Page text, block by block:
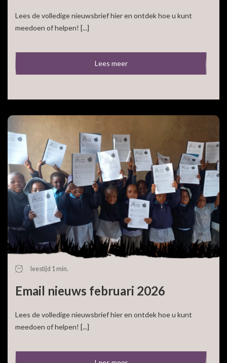
Lees de volledige nieuwsbrief hier en ontdek hoe u kunt
meedoen of helpen! [...]
Lees meer
leestijd 1 min.
Email nieuws februari 2026
Lees de volledige nieuwsbrief hier en ontdek hoe u kunt
meedoen of helpen! [...]